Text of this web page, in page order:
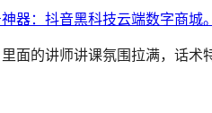
面的讲师讲课氛围拉满，话